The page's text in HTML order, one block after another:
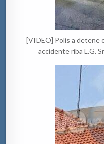
[VIDEO] Polis a detene
accidente riba L.G.